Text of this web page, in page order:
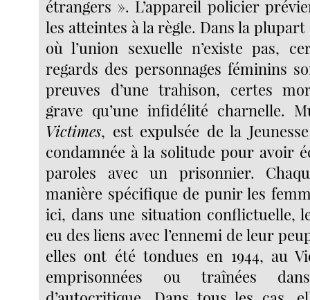
étrangers ». L’appareil policier
les atteintes à la règle. Dans la
où l’union sexuelle n’existe pas,
regards des personnages féminins
preuves d’une trahison, certes
grave qu’une infidélité charnelle.
Victimes, est expulsée de la
condamnée à la solitude pour avoir
paroles avec un prisonnier.
manière spécifique de punir les
ici, dans une situation conflictuelle,
eu des liens avec l’ennemi de leur
elles ont été tondues en 1944, au
emprisonnées ou traînées